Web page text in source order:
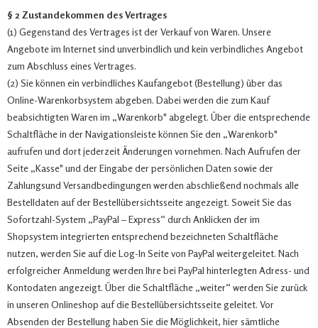
§ 2 Zustandekommen des Vertrages
(1) Gegenstand des Vertrages ist der Verkauf von Waren. Unsere
Angebote im Internet sind unverbindlich und kein verbindliches Angebot
zum Abschluss eines Vertrages.
(2) Sie können ein verbindliches Kaufangebot (Bestellung) über das
Online-Warenkorbsystem abgeben. Dabei werden die zum Kauf
beabsichtigten Waren im „Warenkorb" abgelegt. Über die entsprechende
Schaltfläche in der Navigationsleiste können Sie den „Warenkorb"
aufrufen und dort jederzeit Änderungen vornehmen. Nach Aufrufen der
Seite „Kasse" und der Eingabe der persönlichen Daten sowie der
Zahlungsund Versandbedingungen werden abschließend nochmals alle
Bestelldaten auf der Bestellübersichtsseite angezeigt. Soweit Sie das
Sofortzahl-System „PayPal – Express“ durch Anklicken der im
Shopsystem integrierten entsprechend bezeichneten Schaltfläche
nutzen, werden Sie auf die Log-In Seite von PayPal weitergeleitet. Nach
erfolgreicher Anmeldung werden Ihre bei PayPal hinterlegten Adress- und
Kontodaten angezeigt. Über die Schaltfläche „weiter“ werden Sie zurück
in unseren Onlineshop auf die Bestellübersichtsseite geleitet. Vor
Absenden der Bestellung haben Sie die Möglichkeit, hier sämtliche